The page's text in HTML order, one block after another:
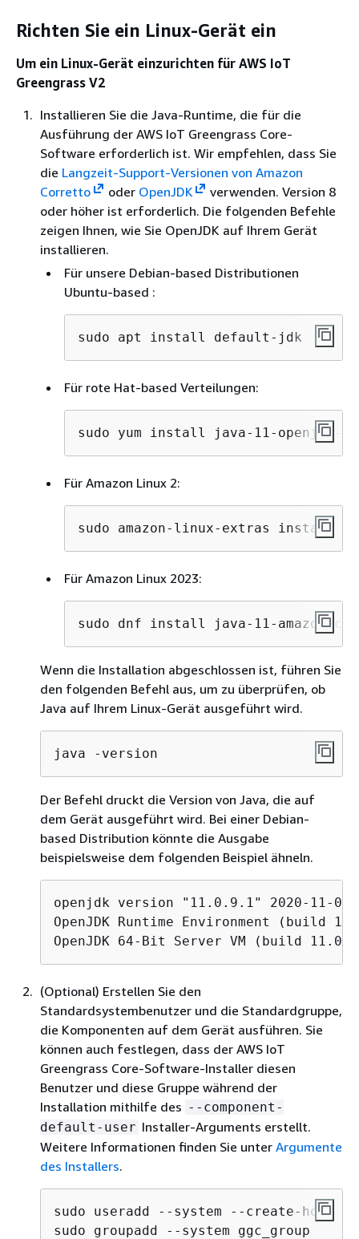
Richten Sie ein Linux-Gerät ein
Um ein Linux-Gerät einzurichten für AWS IoT
Greengrass V2
Installieren Sie die Java-Runtime, die für die
Ausführung der AWS IoT Greengrass Core-
Software erforderlich ist. Wir empfehlen, dass Sie
die Langzeit-Support-Versionen von Amazon
Corretto
oder OpenJDK
verwenden. Version 8
oder höher ist erforderlich. Die folgenden Befehle
zeigen Ihnen, wie Sie OpenJDK auf Ihrem Gerät
installieren.
Für unsere Debian-based Distributionen
Ubuntu-based :
sudo apt install default-jdk
Für rote Hat-based Verteilungen:
sudo yum install java-11-openjdk-
Für Amazon Linux 2:
sudo amazon-linux-extras install
Für Amazon Linux 2023:
sudo dnf install java-11-amazon-
Wenn die Installation abgeschlossen ist, führen Sie
den folgenden Befehl aus, um zu überprüfen, ob
Java auf Ihrem Linux-Gerät ausgeführt wird.
java -version
Der Befehl druckt die Version von Java, die auf
dem Gerät ausgeführt wird. Bei einer Debian-
based Distribution könnte die Ausgabe
beispielsweise dem folgenden Beispiel ähneln.
openjdk version "11.0.9.1" 2020-11-04
OpenJDK Runtime Environment (build
OpenJDK 64-Bit Server VM (build
(Optional) Erstellen Sie den
Standardsystembenutzer und die Standardgruppe,
die Komponenten auf dem Gerät ausführen. Sie
können auch festlegen, dass der AWS IoT
Greengrass Core-Software-Installer diesen
Benutzer und diese Gruppe während der
Installation mithilfe des --component-
default-user Installer-Arguments erstellt.
Weitere Informationen finden Sie unter Argumente
des Installers.
sudo useradd --system --create-home
sudo groupadd --system ggc_group